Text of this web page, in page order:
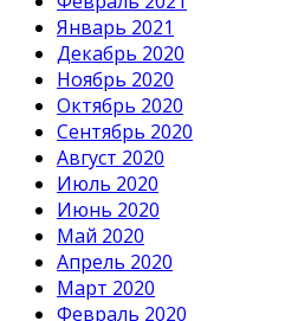
Январь 2021
Декабрь 2020
Ноябрь 2020
Октябрь 2020
Сентябрь 2020
Август 2020
Июль 2020
Июнь 2020
Май 2020
Апрель 2020
Март 2020
Февраль 2020